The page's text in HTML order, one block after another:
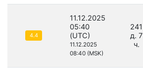
4.4
11.12.2025
05:40
(UTC)
11.12.2025
08:40 (MSK)
241
д. 7
ч.